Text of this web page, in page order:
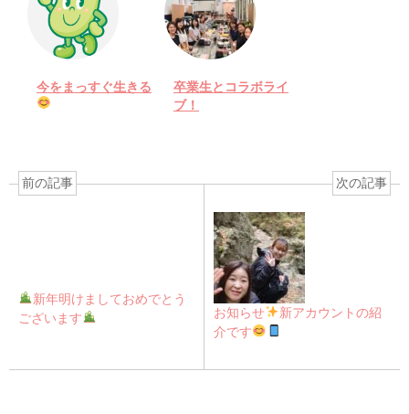
今をまっすぐ生きる
卒業生とコラボライ
ブ！
前の記事
新年明けましておめでとう
ございます
次の記事
お知らせ
新アカウントの紹
介です